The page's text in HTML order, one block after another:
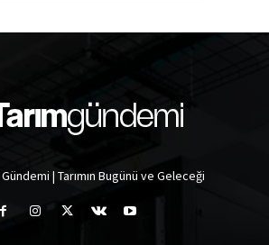
| Tarımın Bugünü ve Geleceği